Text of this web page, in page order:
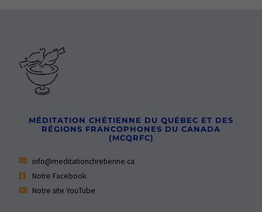
MÉDITATION CHÉTIENNE DU QUÉBEC ET DES
RÉGIONS FRANCOPHONES DU CANADA
(MCQRFC)
info@meditationchretienne.ca
Notre Facebook
Notre site YouTube